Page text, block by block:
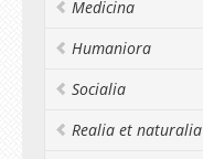
Medicina
Humaniora
Socialia
Realia et naturalia